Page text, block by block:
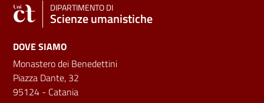
DIPARTIMENTO DI
Scienze umanistiche
DOVE SIAMO
Monastero dei Benedettini
Piazza Dante, 32
95124 - Catania